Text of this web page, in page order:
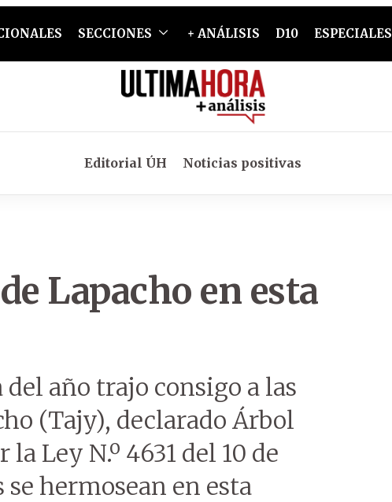
SECCIONES + ANÁLISIS D10 ESPECIALES
Editorial ÚH Noticias positivas
Lapacho en esta
año trajo consigo a las
(Tajy), declarado Árbol
Ley N.º 4631 del 10 de
se hermosean en esta